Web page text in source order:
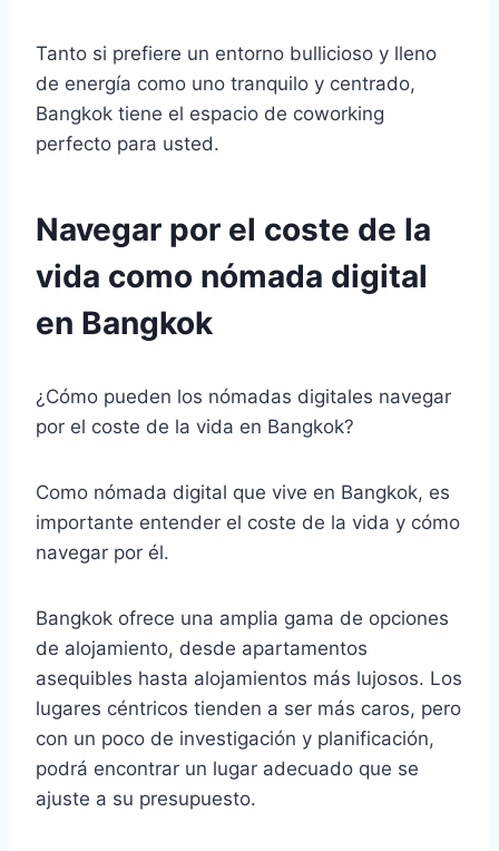
Tanto si prefiere un entorno bullicioso y lleno
de energía como uno tranquilo y centrado,
Bangkok tiene el espacio de coworking
perfecto para usted.
Navegar por el coste de la
vida como nómada digital
en Bangkok
¿Cómo pueden los nómadas digitales navegar
por el coste de la vida en Bangkok?
Como nómada digital que vive en Bangkok, es
importante entender el coste de la vida y cómo
navegar por él.
Bangkok ofrece una amplia gama de opciones
de alojamiento, desde apartamentos
asequibles hasta alojamientos más lujosos. Los
lugares céntricos tienden a ser más caros, pero
con un poco de investigación y planificación,
podrá encontrar un lugar adecuado que se
ajuste a su presupuesto.